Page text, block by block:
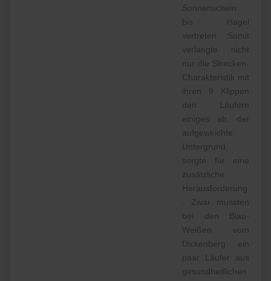
Sonnenschein
bis Hagel
vertreten. Somit
verlangte nicht
nur die Strecken-
Charakteristik mit
ihren 9 Klippen
den Läufern
einiges ab, der
aufgeweichte
Untergrund
sorgte für eine
zusätzliche
Herausforderung
. Zwar mussten
bei den Blau-
Weißen vom
Dickenberg ein
paar Läufer aus
gesundheitlichen